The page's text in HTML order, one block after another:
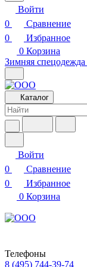
Войти
0
Сравнение
0
Избранное
0 Корзина
Зимняя спецодежда
Каталог
Войти
0
Сравнение
0
Избранное
0 Корзина
Телефоны
8 (495) 744-39-74